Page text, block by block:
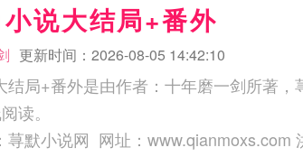
说大结局+番外
更新时间：2026-08-05 14:42:10
结局+番外是由作者：十年磨一剑所著
读。